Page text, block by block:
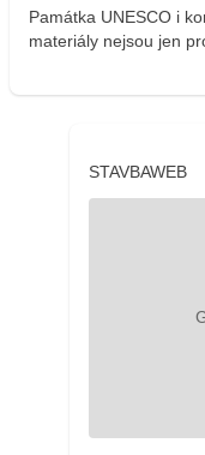
Památka UNESCO i
materiály nejsou jen
STAVBAWEB